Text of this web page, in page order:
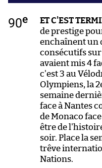
90e ET C'EST
de prestige
enchaînent un
consécutifs sur
avaient mis 4
c'est 3 au
Olympiens, la
semaine
face à Nantes
de Monaco
être de
soir. Place la
trêve
Nations.